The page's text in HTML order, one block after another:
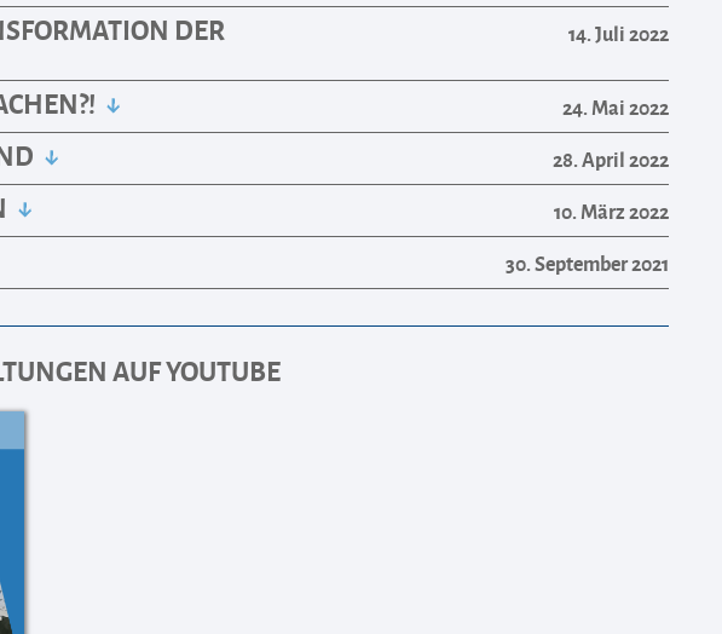
DER 14. Juli 2022
24. Mai 2022
28. April 2022
10. März 2022
30. September 2021
AUF YOUTUBE